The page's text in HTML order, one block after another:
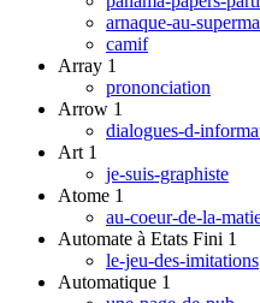
arnaque-au-
camif
Array 1
prononciation
Arrow 1
dialogues-d-
Art 1
je-suis-graphiste
Atome 1
au-coeur-de-la-
Automate à Etats Fini 1
le-jeu-des-imitations
Automatique 1